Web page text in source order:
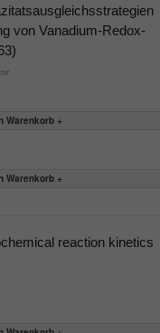
von Vanadium-Redox-
reaction kinetics